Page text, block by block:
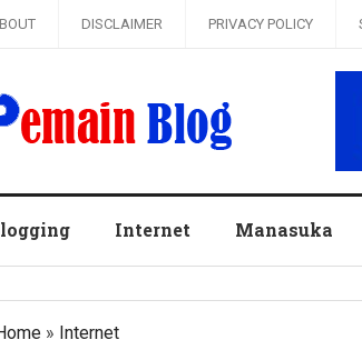
DISCLAIMER PRIVACY POLICY
Internet Manasuka
» Internet